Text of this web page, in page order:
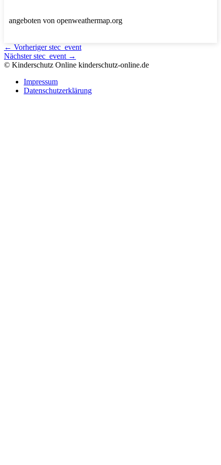
angeboten von openweathermap.org
← Vorheriger stec_event
Nächster stec_event →
© Kinderschutz Online kinderschutz-online.de
Impressum
Datenschutzerklärung